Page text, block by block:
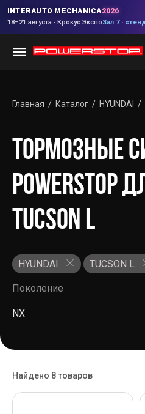
INTERAUTO MECHANICA2026
18–21 августа · Крокус ЭкспоЗал 7 ·
Главная Каталог HYUNDAI
ТОРМОЗНЫЕ
POWERSTOP
TUCSON L
HYUNDAI TUCSON L
Поколение
NX
Найдено 8 товаров